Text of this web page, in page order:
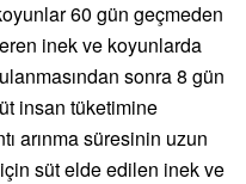
60 gün geçmeden
inek ve koyunlarda
sonra 8 gün
insan tüketimine
arınma süresinin uzun
süt elde edilen inek ve